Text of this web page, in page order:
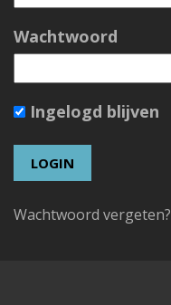
Wachtwoord
Ingelogd blijven
Wachtwoord vergeten?